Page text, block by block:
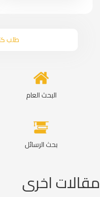
طلب
البحث العام
بحث الرسائل
مقالات اخرى